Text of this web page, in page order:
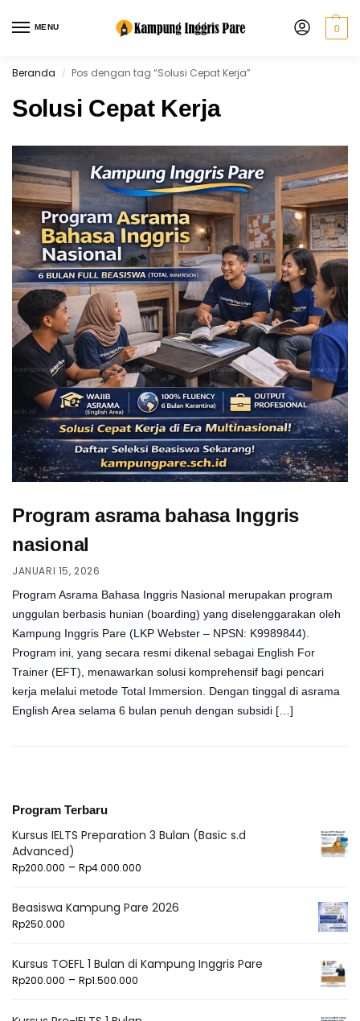
MENU 0
Beranda / Pos dengan tag “Solusi Cepat Kerja”
Solusi Cepat Kerja
Program asrama bahasa Inggris
nasional
JANUARI 15, 2026
Program Asrama Bahasa Inggris Nasional merupakan program
unggulan berbasis hunian (boarding) yang diselenggarakan oleh
Kampung Inggris Pare (LKP Webster – NPSN: K9989844).
Program ini, yang secara resmi dikenal sebagai English For
Trainer (EFT), menawarkan solusi komprehensif bagi pencari
kerja melalui metode Total Immersion. Dengan tinggal di asrama
English Area selama 6 bulan penuh dengan subsidi […]
Program Terbaru
Kursus IELTS Preparation 3 Bulan (Basic s.d
Advanced)
Rp200.000 – Rp4.000.000
Beasiswa Kampung Pare 2026
Rp250.000
Kursus TOEFL 1 Bulan di Kampung Inggris Pare
Rp200.000 – Rp1.500.000